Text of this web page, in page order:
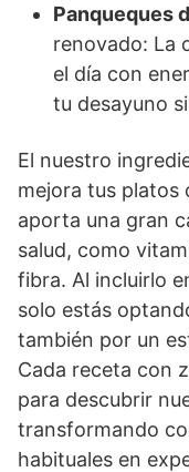
Panqueques
renovado: La
el día con
tu desayuno
El nuestro
mejora tus platos
aporta una gran
salud, como
fibra. Al incluirlo
solo estás
también por un
Cada receta con
para descubrir
transformando
habituales en